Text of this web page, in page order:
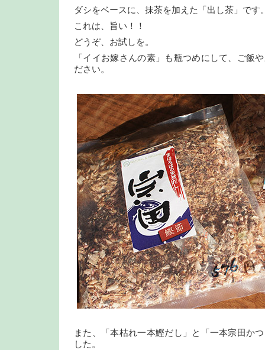
ダシをベースに、抹茶を加えた「出し茶」です
これは、旨い！！
どうぞ、お試しを。
「イイお嫁さんの素」も瓶つめにして、ご飯
ださい。
また、「本枯れ一本鰹だし」と「一本宗田か
した。